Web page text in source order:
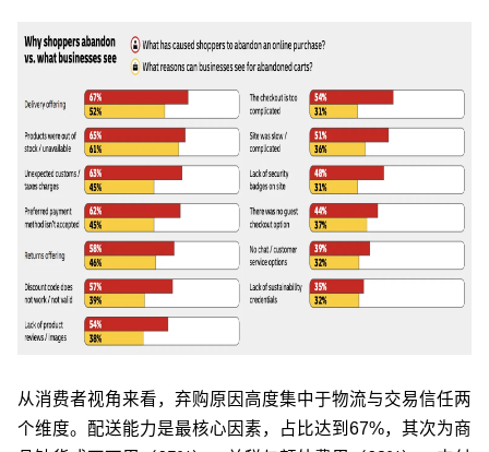
从消费者视角来看，弃购原因高度集中于物流与交易信任两
个维度。配送能力是最核心因素，占比达到67%，其次为商